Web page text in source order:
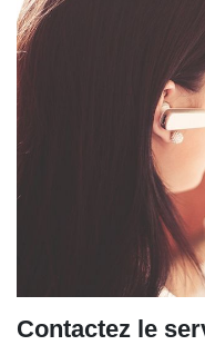
Contactez le